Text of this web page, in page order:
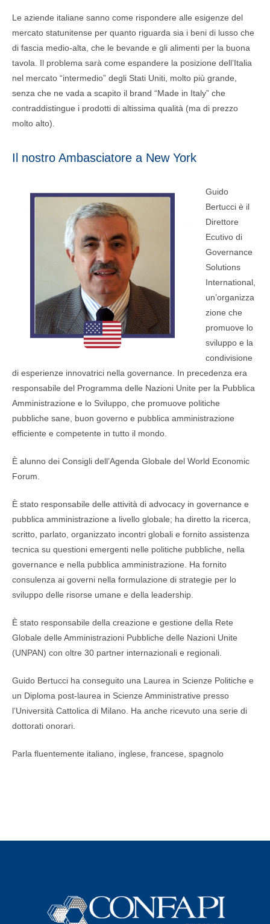
Le aziende italiane sanno come rispondere alle esigenze del
mercato statunitense per quanto riguarda sia i beni di lusso che
di fascia medio-alta, che le bevande e gli alimenti per la buona
tavola. Il problema sarà come espandere la posizione dell’Italia
nel mercato “intermedio” degli Stati Uniti, molto più grande,
senza che ne vada a scapito il brand “Made in Italy” che
contraddistingue i prodotti di altissima qualità (ma di prezzo
molto alto).
Il nostro Ambasciatore a New York
Guido
Bertucci è il
Direttore
Ecutivo di
Governance
Solutions
International,
un’organizza
zione che
promuove lo
sviluppo e la
condivisione
di esperienze innovatrici nella governance. In precedenza era
responsabile del Programma delle Nazioni Unite per la Pubblica
Amministrazione e lo Sviluppo, che promuove politiche
pubbliche sane, buon governo e pubblica amministrazione
efficiente e competente in tutto il mondo.
È alunno dei Consigli dell’Agenda Globale del World Economic
Forum.
È stato responsabile delle attività di advocacy in governance e
pubblica amministrazione a livello globale; ha diretto la ricerca,
scritto, parlato, organizzato incontri globali e fornito assistenza
tecnica su questioni emergenti nelle politiche pubbliche, nella
governance e nella pubblica amministrazione. Ha fornito
consulenza ai governi nella formulazione di strategie per lo
sviluppo delle risorse umane e della leadership.
È stato responsabile della creazione e gestione della Rete
Globale delle Amministrazioni Pubbliche delle Nazioni Unite
(UNPAN) con oltre 30 partner internazionali e regionali.
Guido Bertucci ha conseguito una Laurea in Scienze Politiche e
un Diploma post-laurea in Scienze Amministrative presso
l’Università Cattolica di Milano. Ha anche ricevuto una serie di
dottorati onorari.
Parla fluentemente italiano, inglese, francese, spagnolo